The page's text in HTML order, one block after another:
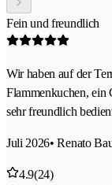
Fein und freundlich
Wir haben auf der
Flammenkuchen, ein
sehr freundlich
Juli 2026• Renato
4.9(24)